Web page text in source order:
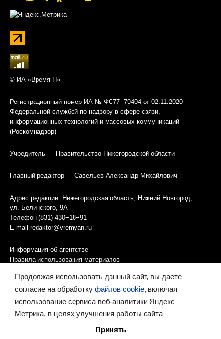
© ИА «Время Н»
Регистрационный номер ИА № ФС77−79404 от 02.11.2020
Федеральной службой по надзору в сфере связи,
информационных технологий и массовых коммуникаций
(Роскомнадзор)
Учредитель — Правительство Нижегородской области
Главный редактор — Савельев Александр Михайлович
Адрес редакции: Нижегородская область, Нижний Новгород,
ул. Белинского, 9А
Телефон (831) 430−18−91
E-mail redaktor@vremyan.ru
Информация об агентстве
Правила использования материалов
Информационная политика использования «cookies»-файлов
Ресурс содержит материалы 16+
Продолжая использовать данный сайт, вы даете
согласие на обработку файлов cookie, включая
использование сервиса веб-аналитики Яндекс
Метрика, в целях улучшения работы сайта
Принять